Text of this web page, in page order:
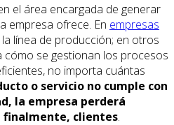
el área encargada de generar
empresa ofrece. En empresas
línea de producción; en otros
cómo se gestionan los procesos
no importa cuántas
o servicio no cumple con
la empresa perderá
finalmente, clientes.